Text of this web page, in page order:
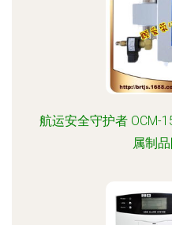
航运安全守护者 OCM-
属制